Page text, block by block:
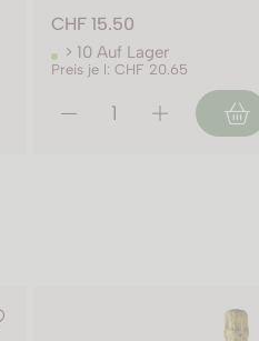
CHF 15.50
> 10 Auf Lager
Preis je l: CHF 20.65